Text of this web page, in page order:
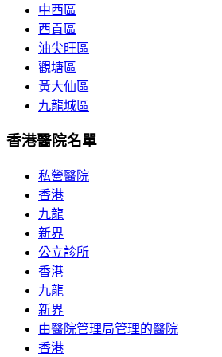
中西區
西貢區
油尖旺區
觀塘區
黃大仙區
九龍城區
香港醫院名單
私營醫院
香港
九龍
新界
公立診所
香港
九龍
新界
由醫院管理局管理的醫院
香港